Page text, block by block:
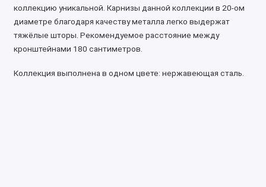
коллекцию уникальной. Карнизы данной коллекции в 20-ом
диаметре благодаря качеству металла легко выдержат
тяжёлые шторы. Рекомендуемое расстояние между
кронштейнами 180 сантиметров.
Коллекция выполнена в одном цвете: нержавеющая сталь.